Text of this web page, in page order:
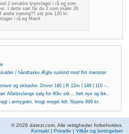
2 smukke lysestager i rå eg som
I dette sæt får du 2 som måler 20
andre træting?? stk pris 120 kr.
i rå eg Mærk
/ håndtaske.Ægte ruskind med flot mønster
og skitaske. Driver 180 | R 12m | 148 | 110 -..
Afløbsslange salg for 80kr stk .. helt nye og ikk..
i armygrøn, brugt meget lidt. Nypris 899 kr.
© 2026 datezr.com. Alle rettigheder forbeholdes.
Kontakt | Privatliv | Vilkår og betingelser